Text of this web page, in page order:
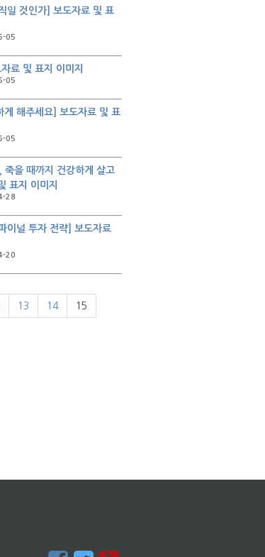
일 것인가] 보도자료 및 표
05
료 및 표지 이미지
05
게 해주세요] 보도자료 및 표
05
죽을 때까지 건강하게 살고
표지 이미지
28
이널 투자 전략] 보도자료
20
13 14 15